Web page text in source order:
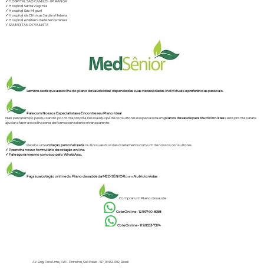
✓ HOSPITAL SAO CAMILO - IPIRANGA
✓ Hospital Santa Virgínia
✓ Hospital São Miguel
✓ Hospital de Clínicas Jardim Helena
✓ Hospital e Maternidade Santa Tereza
✓ SAMARITANO PAULISTA
Lembre-se de que a escolha do plano de saúde ideal depende das suas necessidades individuais e preferências pessoais.
Fale com Nossos Especialistas e Encontre seu Plano Ideal
Não perca tempo pesquisando por conta própria. Nossa equipe de consultores é especialista emplanos de saúde paraNutricionistase está pronta para te
ajudar a fazer a escolha certa, de forma consciente e transparente.
Receba umacotação personalizadaou tire suas dúvidas diretamente com um de nossos consultores.
✓ Preencha nosso formulário de cotação online.
✓ Fale agora mesmo conosco pelo WhatsApp.
Faça sua cotação online do Plano de saúde da MED SÊNIORparaNutricionistas
Comprar um Plano de saúde
Cote Online - 12 9.9740-6958
Cote Online - 11 9.9553-7374
Av. Brig. Faria Lima, 1461 - Pinheiros, São Paulo - SP, 01452-002, Brasil